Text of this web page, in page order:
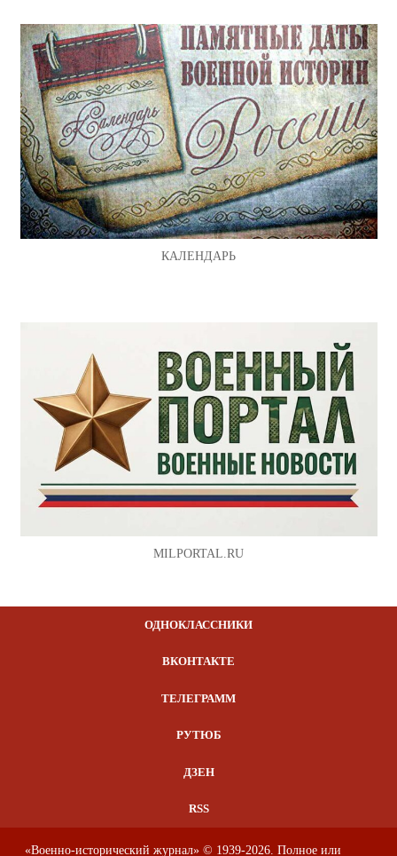
КАЛЕНДАРЬ
MILPORTAL.RU
ОДНОКЛАССНИКИ
ВКОНТАКТЕ
ТЕЛЕГРАММ
РУТЮБ
ДЗЕН
RSS
«Военно-исторический журнал» © 1939-2026. Полное или